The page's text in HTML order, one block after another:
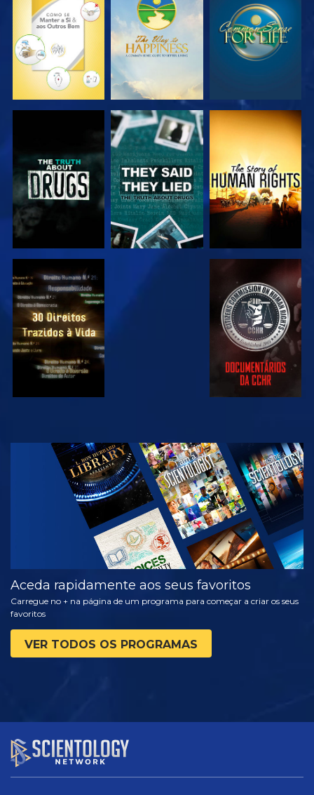
VER VER VER
VER VER
VER VER
VER
EXPLORAR A
SÉRIE
Aceda rapidamente aos seus favoritos
Carregue no + na página de um programa para começar a criar os seus
favoritos
VER TODOS OS PROGRAMAS